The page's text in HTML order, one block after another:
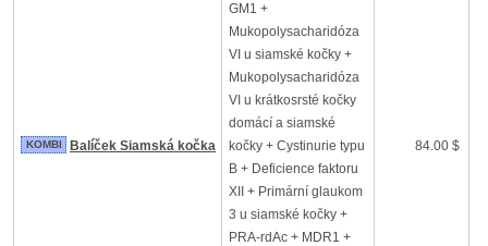
KOMBI Balíček Siamská kočka
GM1 +
Mukopolysacharidóza
VI u siamské kočky +
Mukopolysacharidóza
VI u krátkosrsté kočky
domácí a siamské
kočky + Cystinurie typu
B + Deficience faktoru
XII + Primární glaukom
3 u siamské kočky +
PRA-rdAc + MDR1 +
84.00 $